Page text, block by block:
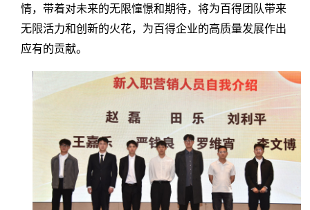
情，带着对未来的无限憧憬和期待，将为百得团队带来
无限活力和创新的火花，为百得企业的高质量发展作出
应有的贡献。